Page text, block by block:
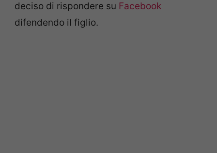
deciso di rispondere su Facebook
difendendo il figlio.